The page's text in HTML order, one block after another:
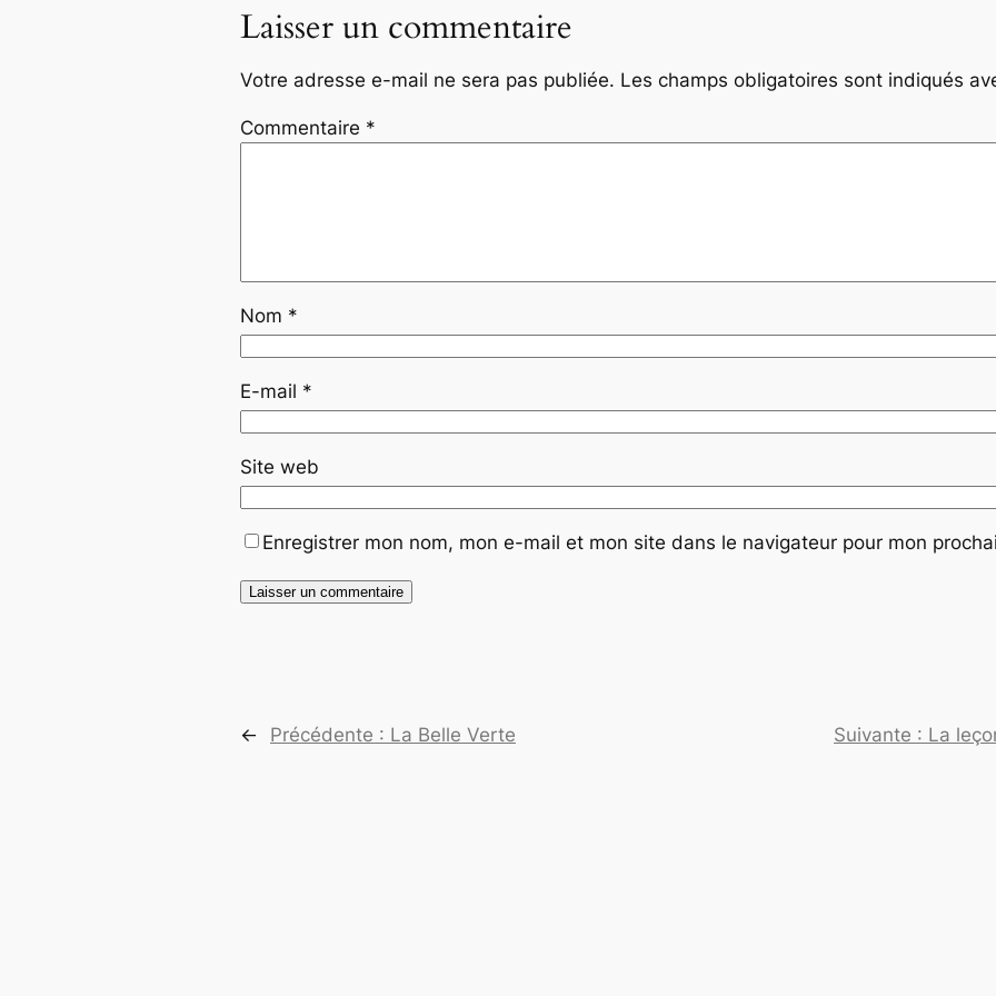
Laisser un commentaire
Votre adresse e-mail ne sera pas publiée. Les champs obligatoires sont indiqués
Commentaire *
Nom *
E-mail *
Site web
Enregistrer mon nom, mon e-mail et mon site dans le navigateur pour mon
← Précédente : La Belle Verte Suivante : La